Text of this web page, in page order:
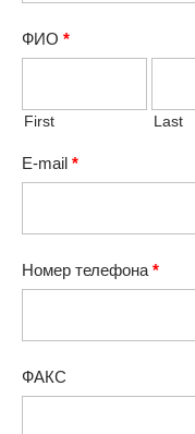
ФИО *
First Last
E-mail *
Номер телефона *
ФАКС